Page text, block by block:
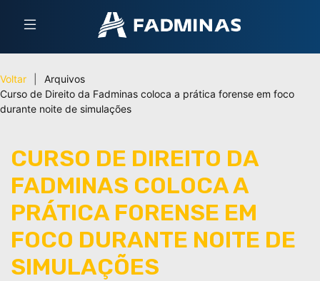
Voltar
Arquivos
Curso de Direito da Fadminas coloca a prática forense em foco
durante noite de simulações
CURSO DE DIREITO DA
FADMINAS COLOCA A
PRÁTICA FORENSE EM
FOCO DURANTE NOITE DE
SIMULAÇÕES